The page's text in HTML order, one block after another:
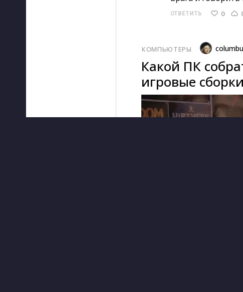
ОТВЕТИТЬ 0
КОМПЬЮТЕРЫ
Какой ПК
игровые